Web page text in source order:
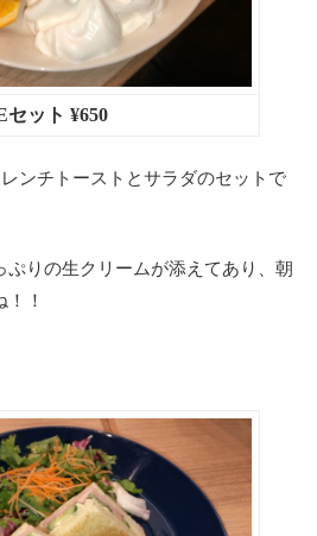
セット ¥650
ンチトーストとサラダのセットで
ぷりの生クリームが添えてあり、朝
！